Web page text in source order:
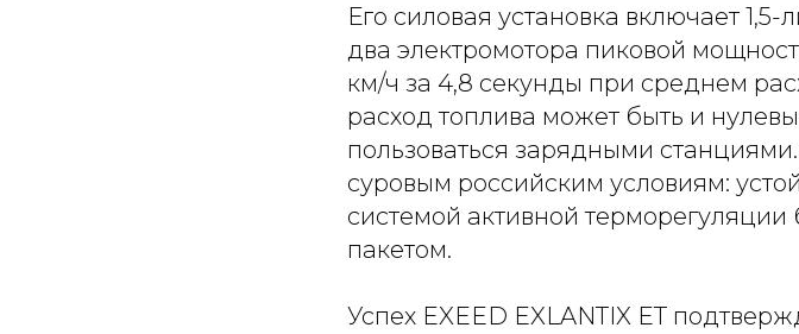
Его силовая установка включает
два электромотора пиковой
км/ч за 4,8 секунды при среднем
расход топлива может быть и
пользоваться зарядными
суровым российским условиям:
системой активной
пакетом.
Успех EXEED EXLANTIX ET